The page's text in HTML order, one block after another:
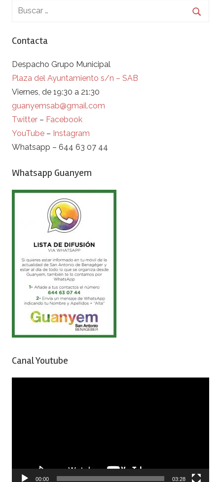
Contacta
Despacho Grupo Municipal
Plaza del Ayuntamiento s/n – SAB
Viernes, de 19:30 a 21:30
guanyemsab@gmail.com
Twitter – Facebook
YouTube – Instagram
Whatsapp – 644 63 07 44
Whatsapp Guanyem
Canal Youtube
00:00 03:28